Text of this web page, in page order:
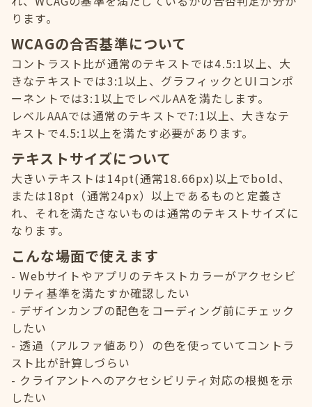
ります。
WCAGの合否基準について
コントラスト比が通常のテキストでは4.5:1以上、大
きなテキストでは3:1以上、グラフィックとUIコンポ
ーネントでは3:1以上でレベルAAを満たします。
レベルAAAでは通常のテキストで7:1以上、大きなテ
キストで4.5:1以上を満たす必要があります。
テキストサイズについて
大きいテキストは14pt(通常18.66px)以上でbold、
または18pt（通常24px）以上であるものと定義さ
れ、それを満たさないものは通常のテキストサイズに
なります。
こんな場面で使えます
Webサイトやアプリのテキストカラーがアクセシビ
リティ基準を満たすか確認したい
デザインカンプの配色をコーディング前にチェック
したい
透過（アルファ値あり）の色を使っていてコントラ
スト比が計算しづらい
クライアントへのアクセシビリティ対応の根拠を示
したい